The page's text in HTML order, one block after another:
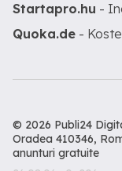
Startapro.hu -
Quoka.de -
© 2026 Publi24
Oradea 410346,
anunturi gratuite